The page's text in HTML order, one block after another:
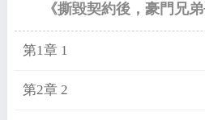
《撕毀契約後，豪門兄
第1章 1
第2章 2